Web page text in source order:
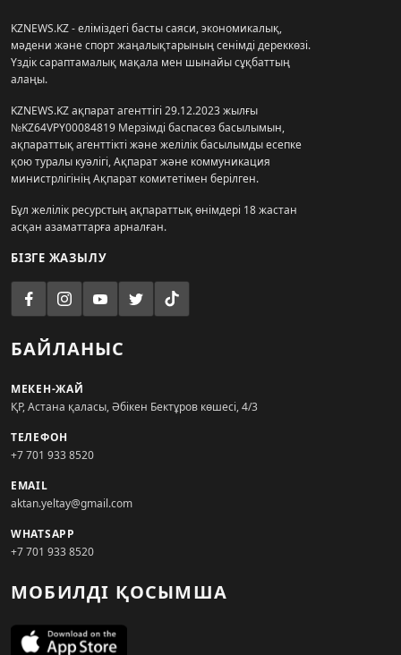
KZNEWS.KZ - еліміздегі басты саяси, экономикалық,
мәдени және спорт жаңалықтарының сенімді дереккөзі.
Үздік сараптамалық мақала мен шынайы сұқбаттың
алаңы.
KZNEWS.KZ ақпарат агенттігі 29.12.2023 жылғы
№KZ64VPY00084819 Мерзімді баспасөз басылымын,
ақпараттық агенттікті және желілік басылымды есепке
қою туралы куәлігі, Ақпарат және коммуникация
министрлігінің Ақпарат комитетімен берілген.
Бұл желілік ресурстың ақпараттық өнімдері 18 жастан
асқан азаматтарға арналған.
БІЗГЕ ЖАЗЫЛУ
БАЙЛАНЫС
МЕКЕН-ЖАЙ
ҚР, Астана қаласы, Әбікен Бектұров көшесі, 4/3
ТЕЛЕФОН
+7 701 933 8520
EMAIL
aktan.yeltay@gmail.com
WHATSAPP
+7 701 933 8520
МОБИЛДІ ҚОСЫМША